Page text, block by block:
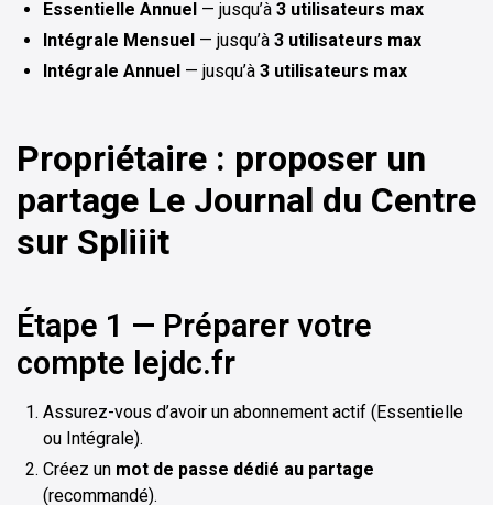
Essentielle Annuel — jusqu’à 3 utilisateurs max
Intégrale Mensuel — jusqu’à 3 utilisateurs max
Intégrale Annuel — jusqu’à 3 utilisateurs max
Propriétaire : proposer un
partage Le Journal du Centre
sur Spliiit
Étape 1 — Préparer votre
compte lejdc.fr
Assurez-vous d’avoir un abonnement actif (Essentielle
ou Intégrale).
Créez un mot de passe dédié au partage
(recommandé).